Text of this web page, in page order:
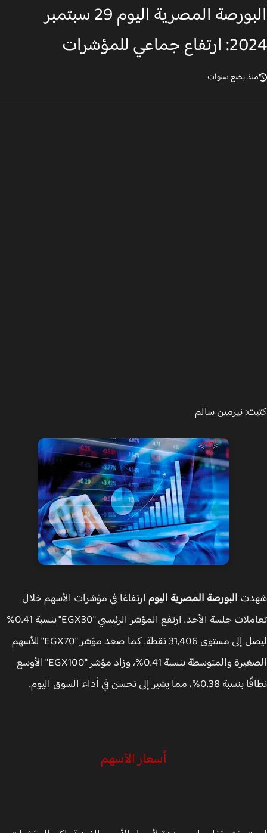
البورصة المصرية اليوم 29 سبتمبر
جماعي للمؤشرات
بضع سنوات
نيرمين سالم
البورصة المصرية اليومارتفاعًا في مؤشرات الأسهم خلال
تعاملات جلسة الأحد. ارتفع المؤشر الرئيسي "EGX30" بنسبة 0.41%
ليصل إلى مستوى 31,406 نقطة. كما صعد مؤشر "EGX70" للأسهم
الصغيرة والمتوسطة بنسبة 0.41%، وزاد مؤشر "EGX100" الأوسع
مما يشير إلى تحسن في أداء السوق اليوم.
أسعار الأسهم